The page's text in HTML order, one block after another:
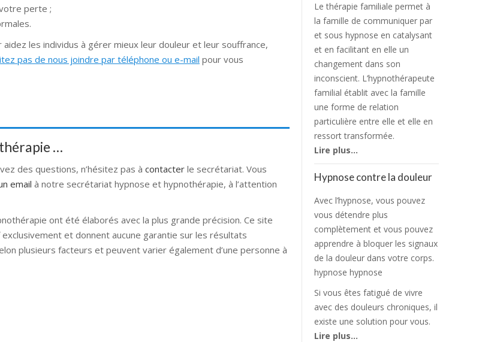
perte ;
les individus à gérer mieux leur douleur et leur souffrance,
pas de nous joindre par téléphone ou e-mail pour vous
…
des questions, n’hésitez pas à contacter le secrétariat. Vous
email à notre secrétariat hypnose et hypnothérapie, à l’attention
ont été élaborés avec la plus grande précision. Ce site
et donnent aucune garantie sur les résultats
plusieurs facteurs et peuvent varier également d’une personne à
Le thérapie familiale permet à
la famille de communiquer par
et sous hypnose en catalysant
et en facilitant en elle un
changement dans son
inconscient. L’hypnothérapeute
familial établit avec la famille
une forme de relation
particulière entre elle et elle en
ressort transformée.
Lire plus…
Hypnose contre la douleur
Avec l’hypnose, vous pouvez
vous détendre plus
complètement et vous pouvez
apprendre à bloquer les signaux
de la douleur dans votre corps.
hypnose hypnose
Si vous êtes fatigué de vivre
avec des douleurs chroniques, il
existe une solution pour vous.
Lire plus…